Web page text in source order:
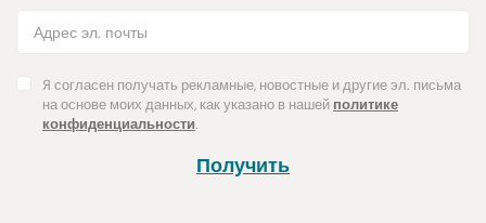
Я согласен получать рекламные, новостные и другие эл. письма
на основе моих данных, как указано в нашей политике
конфиденциальности.
Получить